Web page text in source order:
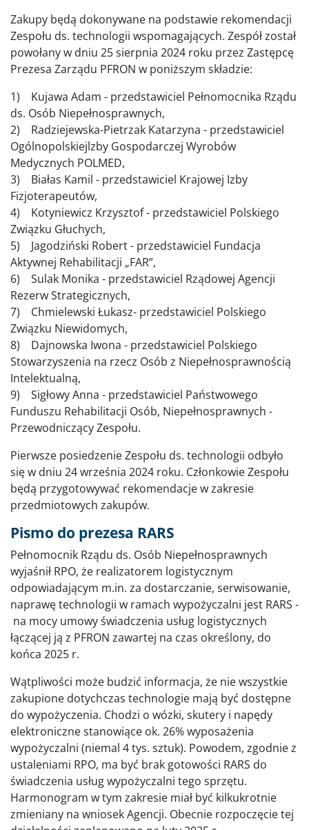
Zakupy będą dokonywane na podstawie rekomendacji
Zespołu ds. technologii wspomagających. Zespół został
powołany w dniu 25 sierpnia 2024 roku przez Zastępcę
Prezesa Zarządu PFRON w poniższym składzie:
1) Kujawa Adam - przedstawiciel Pełnomocnika Rządu
ds. Osób Niepełnosprawnych,
2) Radziejewska-Pietrzak Katarzyna - przedstawiciel
Ogólnopolskiejlzby Gospodarczej Wyrobów
Medycznych POLMED,
3) Białas Kamil - przedstawiciel Krajowej Izby
Fizjoterapeutów,
4) Kotyniewicz Krzysztof - przedstawiciel Polskiego
Związku Głuchych,
5) Jagodziński Robert - przedstawiciel Fundacja
Aktywnej Rehabilitacji „FAR”,
6) Sulak Monika - przedstawiciel Rządowej Agencji
Rezerw Strategicznych,
7) Chmielewski Łukasz- przedstawiciel Polskiego
Związku Niewidomych,
8) Dajnowska Iwona - przedstawiciel Polskiego
Stowarzyszenia na rzecz Osób z Niepełnosprawnością
Intelektualną,
9) Sigłowy Anna - przedstawiciel Państwowego
Funduszu Rehabilitacji Osób, Niepełnosprawnych -
Przewodniczący Zespołu.
Pierwsze posiedzenie Zespołu ds. technologii odbyło
się w dniu 24 września 2024 roku. Członkowie Zespołu
będą przygotowywać rekomendacje w zakresie
przedmiotowych zakupów.
Pismo do prezesa RARS
Pełnomocnik Rządu ds. Osób Niepełnosprawnych
wyjaśnił RPO, że realizatorem logistycznym
odpowiadającym m.in. za dostarczanie, serwisowanie,
naprawę technologii w ramach wypożyczalni jest RARS -
na mocy umowy świadczenia usług logistycznych
łączącej ją z PFRON zawartej na czas określony, do
końca 2025 r.
Wątpliwości może budzić informacja, że nie wszystkie
zakupione dotychczas technologie mają być dostępne
do wypożyczenia. Chodzi o wózki, skutery i napędy
elektroniczne stanowiące ok. 26% wyposażenia
wypożyczalni (niemal 4 tys. sztuk). Powodem, zgodnie z
ustaleniami RPO, ma być brak gotowości RARS do
świadczenia usług wypożyczalni tego sprzętu.
Harmonogram w tym zakresie miał być kilkukrotnie
zmieniany na wniosek Agencji. Obecnie rozpoczęcie tej